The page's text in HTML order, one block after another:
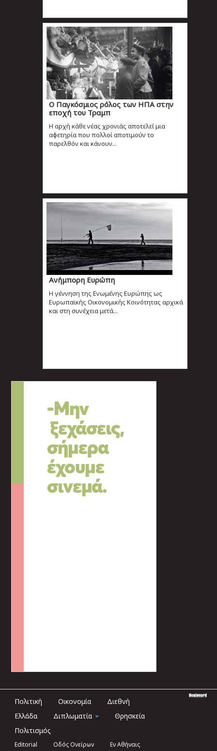
Ο Παγκόσμιος ρόλος των ΗΠΑ στην
εποχή του Τραμπ
Η αρχή κάθε νέας χρονιάς αποτελεί μια
αφετηρία που πολλοί αποτιμούν το
παρελθόν και κάνουν...
Ανήμπορη Ευρώπη
Η γέννηση της Ενωμένης Ευρώπης ως
Ευρωπαϊκής Οικονομικής Κοινότητας αρχικά
και στη συνέχεια μετά...
Πολιτική Οικονομία
Διεθνή
Ελλάδα
Διπλωματία
Θρησκεία
Πολιτισμός
Editorial Οδός Ονείρων Εν Αθήναις